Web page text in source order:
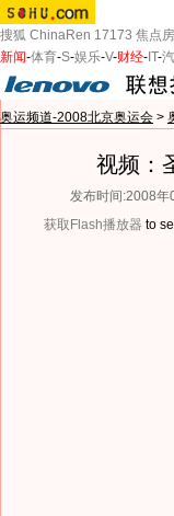
搜狐 ChinaRen 17173 焦点
新闻-体育-S-娱乐-V-财经- IT-
奥运频道-2008北京奥运会 >
视频：
发布时间:2008年
获取Flash播放器 to